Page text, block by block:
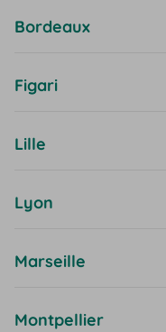
Bordeaux
Figari
Lille
Lyon
Marseille
Montpellier